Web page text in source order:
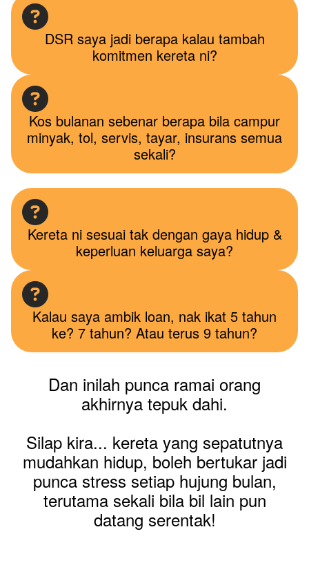
DSR saya jadi berapa kalau tambah
komitmen kereta ni?
Kos bulanan sebenar berapa bila campur
minyak, tol, servis, tayar, insurans semua
sekali?
Kereta ni sesuai tak dengan gaya hidup &
keperluan keluarga saya?
Kalau saya ambik loan, nak ikat 5 tahun
ke? 7 tahun? Atau terus 9 tahun?
Dan inilah punca ramai orang
akhirnya tepuk dahi.
Silap kira... kereta yang sepatutnya
mudahkan hidup, boleh bertukar jadi
punca stress setiap hujung bulan,
terutama sekali bila bil lain pun
datang serentak!